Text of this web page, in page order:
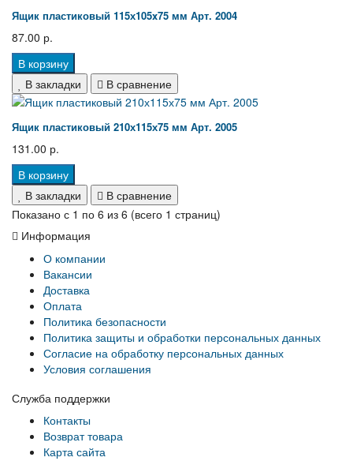
Ящик пластиковый 115х105x75 мм Арт. 2004
87.00 р.
В корзину
В закладки
В сравнение
Ящик пластиковый 210х115х75 мм Арт. 2005
131.00 р.
В корзину
В закладки
В сравнение
Показано с 1 по 6 из 6 (всего 1 страниц)
Информация
О компании
Вакансии
Доставка
Оплата
Политика безопасности
Политика защиты и обработки персональных данных
Согласие на обработку персональных данных
Условия соглашения
Служба поддержки
Контакты
Возврат товара
Карта сайта